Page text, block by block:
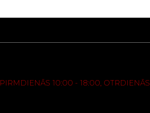
PIRMDIENĀS 10:00 - 18:00,